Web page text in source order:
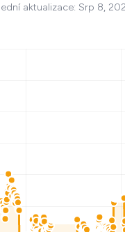
aktualizace: Srp 8,